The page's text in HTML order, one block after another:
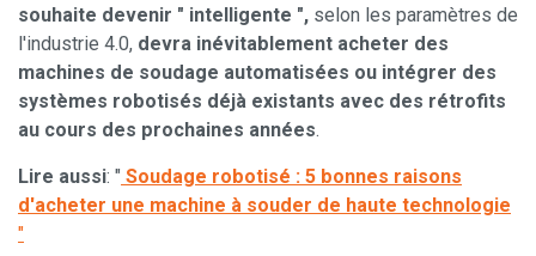
souhaite devenir " intelligente ", selon les paramètres de
l'industrie 4.0, devra inévitablement acheter des
machines de soudage automatisées ou intégrer des
systèmes robotisés déjà existants avec des rétrofits
au cours des prochaines années.
Lire aussi: " Soudage robotisé : 5 bonnes raisons
d'acheter une machine à souder de haute technologie
"